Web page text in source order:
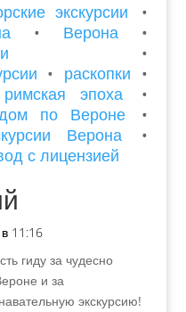
экскурсии
•
• Верона
•
•
• раскопки •
римская эпоха
•
по Вероне
•
Верона
•
с лицензией
11:16
гиду за чудесно
и за
экскурсию!